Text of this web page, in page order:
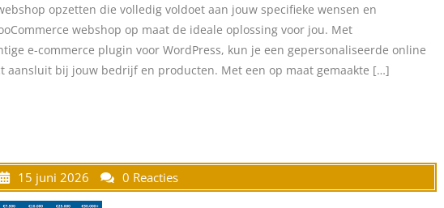
opzetten die volledig voldoet aan jouw specifieke wensen en
webshop op maat de ideale oplossing voor jou. Met
e-commerce plugin voor WordPress, kun je een gepersonaliseerde online
aansluit bij jouw bedrijf en producten. Met een op maat gemaakte […]
15 juni 2026 0 Reacties